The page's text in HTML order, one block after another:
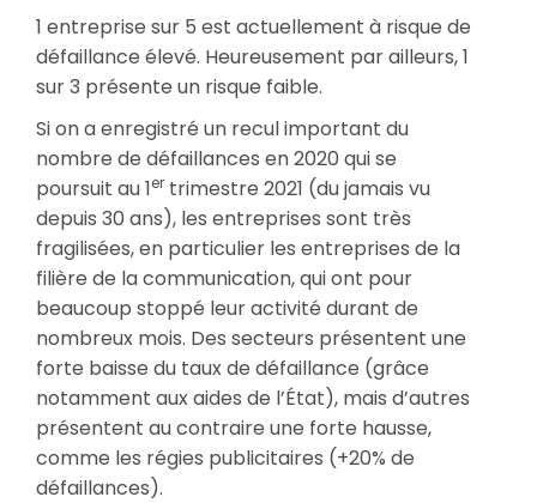
1 entreprise sur 5 est actuellement à risque de
défaillance élevé. Heureusement par ailleurs, 1
sur 3 présente un risque faible.
Si on a enregistré un recul important du
nombre de défaillances en 2020 qui se
poursuit au 1er trimestre 2021 (du jamais vu
depuis 30 ans), les entreprises sont très
fragilisées, en particulier les entreprises de la
filière de la communication, qui ont pour
beaucoup stoppé leur activité durant de
nombreux mois. Des secteurs présentent une
forte baisse du taux de défaillance (grâce
notamment aux aides de l’État), mais d’autres
présentent au contraire une forte hausse,
comme les régies publicitaires (+20% de
défaillances).